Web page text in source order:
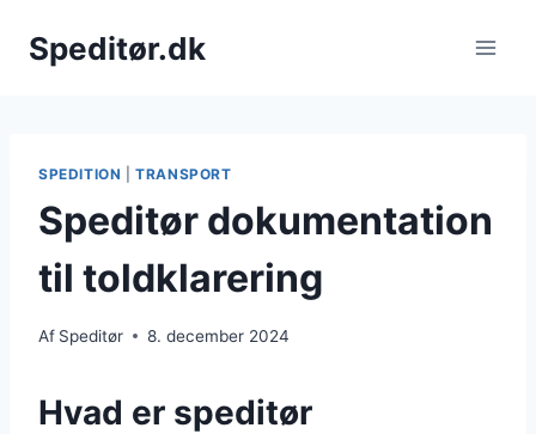
Speditør.dk
SPEDITION |TRANSPORT
Speditør dokumentation
til toldklarering
Af Speditør 8. december 2024
Hvad er speditør